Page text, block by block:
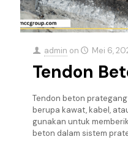
admin on Mei 6,
Tendon
Tendon beton
berupa kawat, kabel,
gunakan untuk
beton dalam sistem